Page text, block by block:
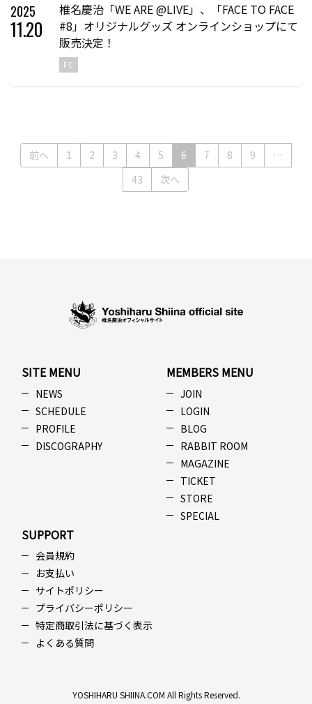
2025
11.20
椎名慶治「WE ARE @LIVE」、「FACE TO FACE
#8」オリジナルグッズ オンラインショップにて
販売決定！
FC
前へ 1 2 3 4 5 6 (current)
7 8 9
…
43
次へ
SITE MENU
NEWS
SCHEDULE
PROFILE
DISCOGRAPHY
MEMBERS MENU
JOIN
LOGIN
BLOG
RABBIT ROOM
MAGAZINE
TICKET
STORE
SPECIAL
SUPPORT
会員規約
お支払い
サイトポリシー
プライバシーポリシー
特定商取引法に基づく表示
よくある質問
YOSHIHARU SHIINA.COM All Rights Reserved.